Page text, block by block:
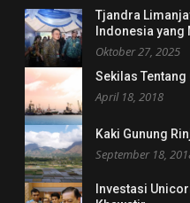
Tjandra
Indonesia
Oktober 27, 2025
Sekilas Tentang
April 18, 2018
Kaki Gunung
September 18,
Investasi